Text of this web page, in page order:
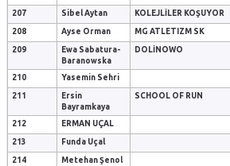
207 Sibel Aytan KOLEJLILER KOŞUYOR
208 Ayse Orman MG ATLETIZM SK
209
Ewa Sabatura-
Baranowska
DOLINOWO
210 Yasemin Sehri
211
Ersin
Bayramkaya
SCHOOL OF RUN
212 ERMAN UÇAL
213 Funda Uçal
214 Metehan Şenol